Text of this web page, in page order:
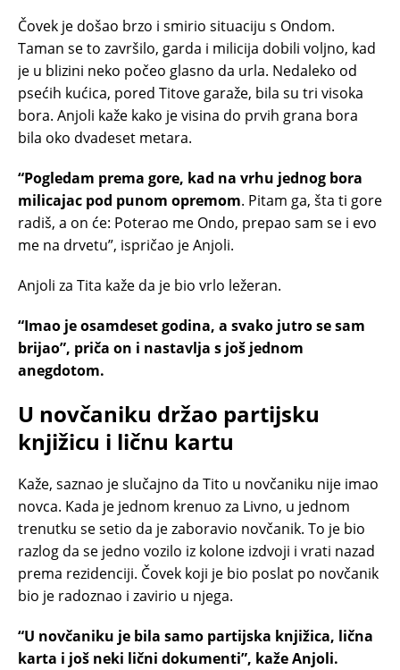
Čovek je došao brzo i smirio situaciju s Ondom.
Taman se to završilo, garda i milicija dobili voljno, kad
je u blizini neko počeo glasno da urla. Nedaleko od
psećih kućica, pored Titove garaže, bila su tri visoka
bora. Anjoli kaže kako je visina do prvih grana bora
bila oko dvadeset metara.
“Pogledam prema gore, kad na vrhu jednog bora
milicajac pod punom opremom. Pitam ga, šta ti gore
radiš, a on će: Poterao me Ondo, prepao sam se i evo
me na drvetu”, ispričao je Anjoli.
Anjoli za Tita kaže da je bio vrlo ležeran.
“Imao je osamdeset godina, a svako jutro se sam
brijao”, priča on i nastavlja s još jednom
anegdotom.
U novčaniku držao partijsku
knjižicu i ličnu kartu
Kaže, saznao je slučajno da Tito u novčaniku nije imao
novca. Kada je jednom krenuo za Livno, u jednom
trenutku se setio da je zaboravio novčanik. To je bio
razlog da se jedno vozilo iz kolone izdvoji i vrati nazad
prema rezidenciji. Čovek koji je bio poslat po novčanik
bio je radoznao i zavirio u njega.
“U novčaniku je bila samo partijska knjižica, lična
karta i još neki lični dokumenti”, kaže Anjoli.